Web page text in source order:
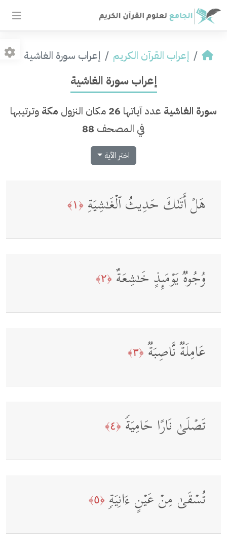
إعراب القرآن الكريم إعراب سورة الغاشية
إعراب سورة الغاشية
سورة الغاشية عدد آياتها 26 مكان النزول مكة وترتيبها
في المصحف 88
اختر الآية
هَلۡ أَتَىٰكَ حَدِیثُ ٱلۡغَـٰشِیَةِ ﴿١﴾
وُجُوهࣱ یَوۡمَىِٕذٍ خَـٰشِعَةٌ ﴿٢﴾
عَامِلَةࣱ نَّاصِبَةࣱ ﴿٣﴾
تَصۡلَىٰ نَارًا حَامِیَةࣰ ﴿٤﴾
تُسۡقَىٰ مِنۡ عَیۡنٍ ءَانِیَةࣲ ﴿٥﴾